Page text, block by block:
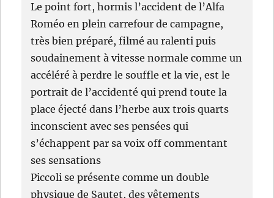
Le point fort, hormis l’accident de l’Alfa
Roméo en plein carrefour de campagne,
très bien préparé, filmé au ralenti puis
soudainement à vitesse normale comme un
accéléré à perdre le souffle et la vie, est le
portrait de l’accidenté qui prend toute la
place éjecté dans l’herbe aux trois quarts
inconscient avec ses pensées qui
s’échappent par sa voix off commentant
ses sensations
Piccoli se présente comme un double
physique de Sautet, des vêtements